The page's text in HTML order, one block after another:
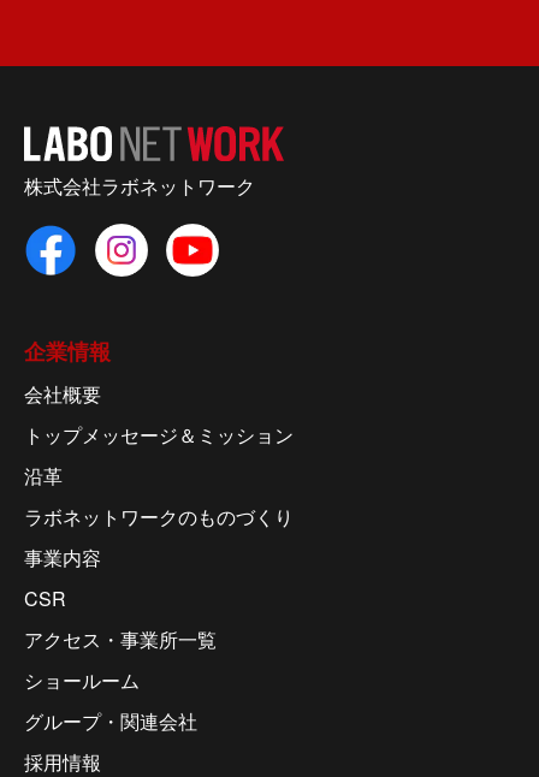
株式会社ラボネットワーク
企業情報
会社概要
トップメッセージ＆ミッション
沿革
ラボネットワークのものづくり
事業内容
CSR
アクセス・事業所一覧
ショールーム
グループ・関連会社
採用情報